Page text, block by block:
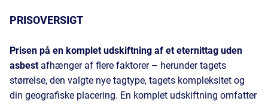
PRISOVERSIGT
Prisen på en komplet udskiftning af et eternittag uden
asbestafhænger af flere faktorer – herunder tagets
størrelse, den valgte nye tagtype, tagets kompleksitet og
din geografiske placering. En komplet udskiftning omfatter